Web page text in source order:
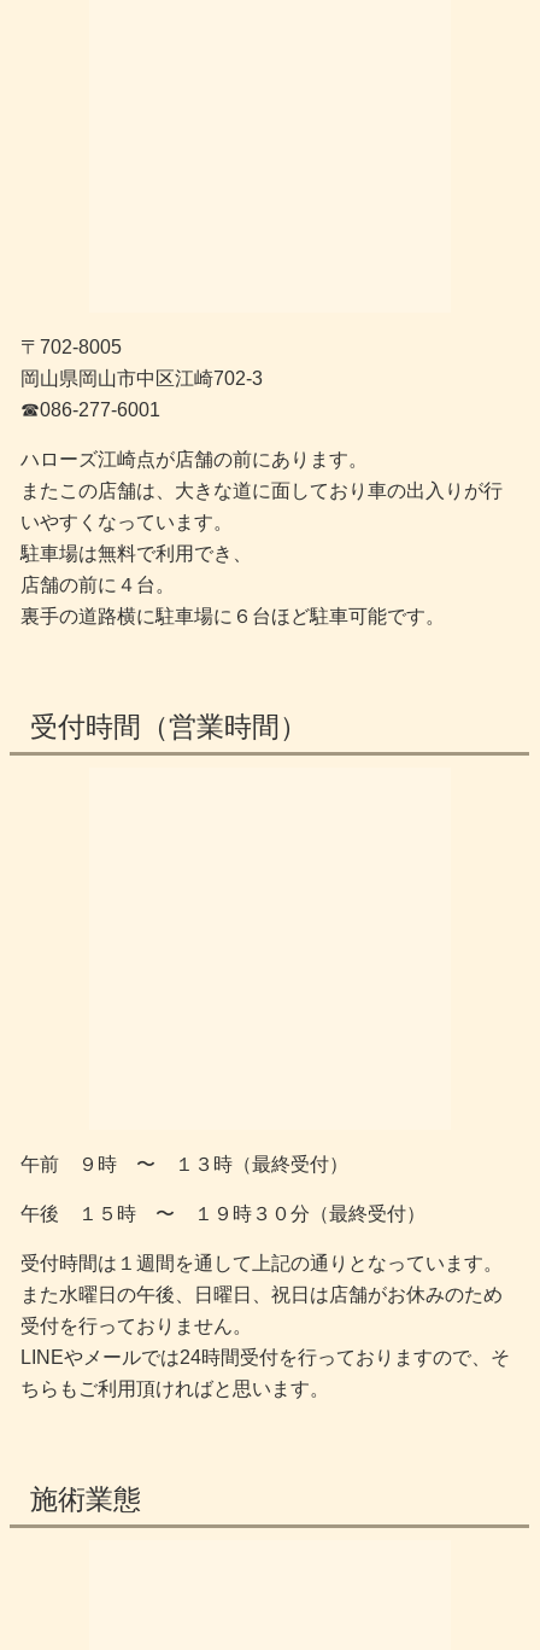
〒702-8005
岡山県岡山市中区江崎702-3
☎︎086-277-6001
ハローズ江崎点が店舗の前にあります。
またこの店舗は、大きな道に面しており車の出入りが行
いやすくなっています。
駐車場は無料で利用でき、
店舗の前に４台。
裏手の道路横に駐車場に６台ほど駐車可能です。
受付時間（営業時間）
午前 ９時 〜 １３時（最終受付）
午後 １５時 〜 １９時３０分（最終受付）
受付時間は１週間を通して上記の通りとなっています。
また水曜日の午後、日曜日、祝日は店舗がお休みのため
受付を行っておりません。
LINEやメールでは24時間受付を行っておりますので、そ
ちらもご利用頂ければと思います。
施術業態